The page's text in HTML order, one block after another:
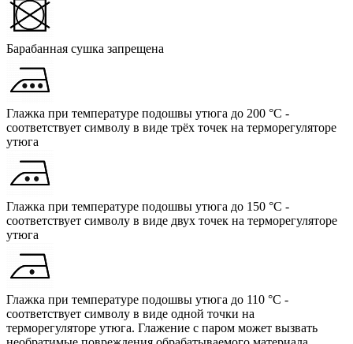
Барабанная сушка запрещена
Глажка при температуре подошвы утюга до 200 °C -
соответствует символу в виде трёх точек на терморегуляторе
утюга
Глажка при температуре подошвы утюга до 150 °C -
соответствует символу в виде двух точек на терморегуляторе
утюга
Глажка при температуре подошвы утюга до 110 °C -
соответствует символу в виде одной точки на
терморегуляторе утюга. Глажение с паром может вызвать